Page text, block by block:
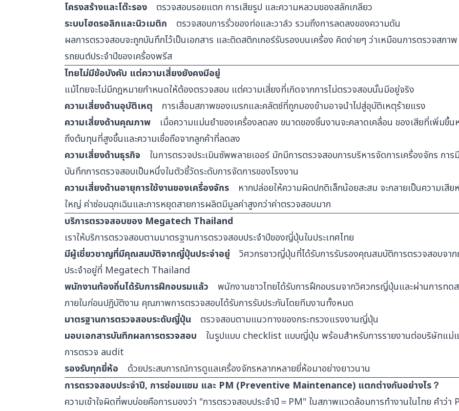
โครงสร้างและโต๊ะรอง ตรวจสอบรอยแตก การเสียรูป และความหลวมของสลักเกลียว
ระบบไฮดรอลิกและนิวเมติก ตรวจสอบการรั่วของท่อและวาล์ว รวมถึงการลดลงของความดัน
ผลการตรวจสอบจะถูกบันทึกไว้เป็นเอกสาร และติดสติกเกอร์รับรองบนเครื่อง คิดง่ายๆ ว่าเหมือนการตรวจสภาพ
รถยนต์ประจำปีของเครื่องพรีส
ไทยไม่มีข้อบังคับ แต่ความเสี่ยงยังคงมีอยู่
แม้ไทยจะไม่มีกฎหมายกำหนดให้ต้องตรวจสอบ แต่ความเสี่ยงที่เกิดจากการไม่ตรวจสอบนั้นมีอยู่จริง
ความเสี่ยงด้านอุบัติเหตุ การเสื่อมสภาพของเบรกและคลัตช์ที่ถูกมองข้ามอาจนำไปสู่อุบัติเหตุร้ายแรง
ความเสี่ยงด้านคุณภาพ เมื่อความแม่นยำของเครื่องลดลง ขนาดของชิ้นงานจะคลาดเคลื่อน ของเสียที่เพิ่มขึ้น
ถึงต้นทุนที่สูงขึ้นและความเชื่อถือจากลูกค้าที่ลดลง
ความเสี่ยงด้านธุรกิจ ในการตรวจประเมินซัพพลายเออร์ มักมีการตรวจสอบการบริหารจัดการเครื่องจักร การมี
บันทึกการตรวจสอบเป็นหนึ่งในตัวชี้วัดระดับการจัดการของโรงงาน
ความเสี่ยงด้านอายุการใช้งานของเครื่องจักร หากปล่อยให้ความผิดปกติเล็กน้อยสะสม จะกลายเป็นความเสีย
ใหญ่ ค่าซ่อมฉุกเฉินและการหยุดสายการผลิตมีมูลค่าสูงกว่าค่าตรวจสอบมาก
บริการตรวจสอบของ Megatech Thailand
เราให้บริการตรวจสอบตามมาตรฐานการตรวจสอบประจำปีของญี่ปุ่นในประเทศไทย
มีผู้เชี่ยวชาญที่มีคุณสมบัติจากญี่ปุ่นประจำอยู่ วิศวกรชาวญี่ปุ่นที่ได้รับการรับรองคุณสมบัติการตรวจสอบจา
ประจำอยู่ที่ Megatech Thailand
พนักงานท้องถิ่นได้รับการฝึกอบรมแล้ว พนักงานชาวไทยได้รับการฝึกอบรมจากวิศวกรญี่ปุ่นและผ่านการทด
ภายในก่อนปฏิบัติงาน คุณภาพการตรวจสอบได้รับการรับประกันโดยทีมงานทั้งหมด
มาตรฐานการตรวจสอบระดับญี่ปุ่น ตรวจสอบตามแนวทางของกระทรวงแรงงานญี่ปุ่น
มอบเอกสารบันทึกผลการตรวจสอบ ในรูปแบบ checklist แบบญี่ปุ่น พร้อมสำหรับการรายงานต่อบริษัทแม่
การตรวจ audit
รองรับทุกยี่ห้อ ด้วยประสบการณ์การดูแลเครื่องจักรหลากหลายยี่ห้อมาอย่างยาวนาน
การตรวจสอบประจำปี, การซ่อมแซม และ PM (Preventive Maintenance) แตกต่างกันอย่างไร？
ความเข้าใจผิดที่พบบ่อยคือการมองว่า "การตรวจสอบประจำปี＝PM" ในสภาพแวดล้อมการทำงานในไทย คำว่า